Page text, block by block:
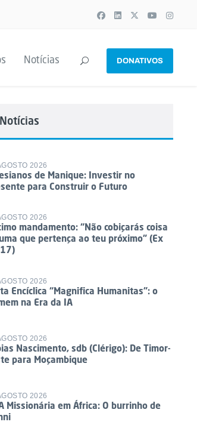
Notícias DONATIVOS
2026
de Manique: Investir no
para Construir o Futuro
2026
mandamento: “Não cobiçarás coisa
que pertença ao teu próximo” (Ex
2026
Encíclica “Magnifica Humanitas”: o
na Era da IA
2026
Nascimento, sdb (Clérigo): De Timor-
para Moçambique
2026
Missionária em África: O burrinho de